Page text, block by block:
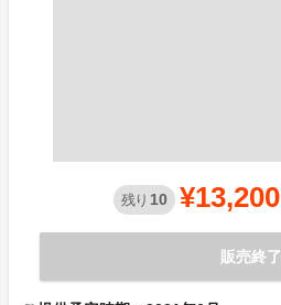
残り 10 ¥13,200
販売終了